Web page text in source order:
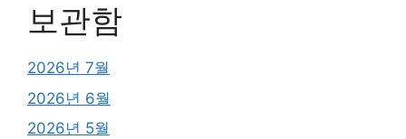
보관함
2026년 7월
2026년 6월
2026년 5월